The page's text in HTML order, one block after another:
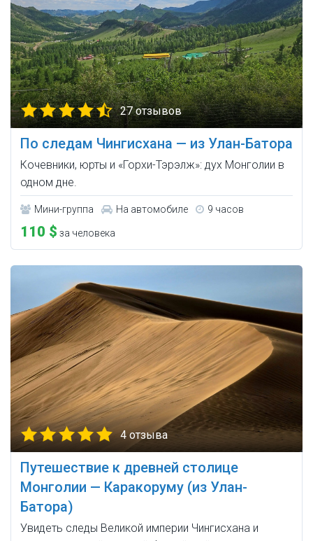
27 отзывов
По следам Чингисхана — из Улан-Батора
Кочевники, юрты и «Горхи-Тэрэлж»: дух Монголии в
одном дне.
Мини-группа На автомобиле 9 часов
110 $ за человека
4 отзыва
Путешествие к древней столице
Монголии — Каракоруму (из Улан-
Батора)
Увидеть следы Великой империи Чингисхана и